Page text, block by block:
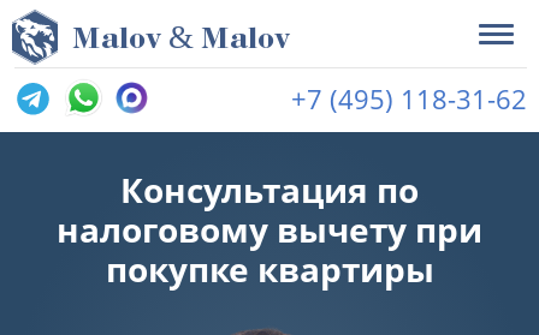
Malov & Malov
+7 (495) 118-31-62
Консультация по
налоговому вычету при
покупке квартиры